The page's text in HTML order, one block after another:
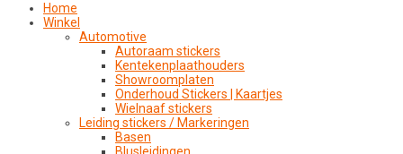
Home
Winkel
Automotive
Autoraam stickers
Kentekenplaathouders
Showroomplaten
Onderhoud Stickers | Kaartjes
Wielnaaf stickers
Leiding stickers / Markeringen
Basen